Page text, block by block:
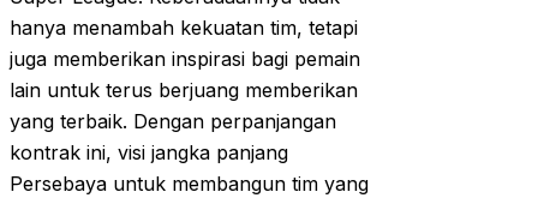
hanya menambah kekuatan tim, tetapi
juga memberikan inspirasi bagi pemain
lain untuk terus berjuang memberikan
yang terbaik. Dengan perpanjangan
kontrak ini, visi jangka panjang
Persebaya untuk membangun tim yang